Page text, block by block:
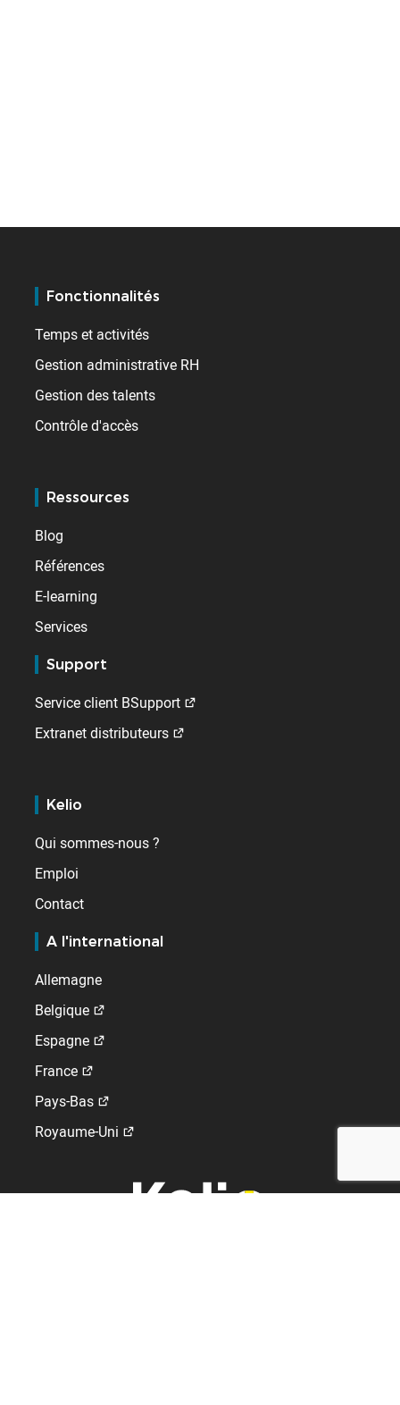
Fonctionnalités
Temps et activités
Gestion administrative RH
Gestion des talents
Contrôle d'accès
Ressources
Blog
Références
E-learning
Services
Support
Service client BSupport
Extranet distributeurs
Kelio
Qui sommes-nous ?
Emploi
Contact
A l'international
Allemagne
Belgique
Espagne
France
Pays-Bas
Royaume-Uni